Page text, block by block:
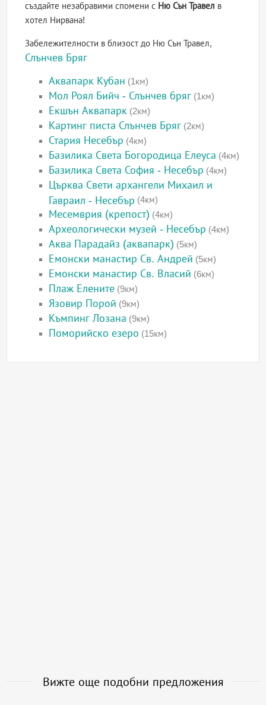
създайте незабравими спомени с Ню Сън Травел в
хотел Нирвана!
Забележителности в близост до Ню Сън Травел,
Слънчев Бряг
Аквапарк Кубан (1км)
Мол Роял Бийч - Слънчев бряг (1км)
Екшън Аквапарк (2км)
Картинг писта Слънчев Бряг (2км)
Стария Несебър (4км)
Базилика Света Богородица Елеуса (4км)
Базилика Света София - Несебър (4км)
Църква Свети архангели Михаил и
Гавраил - Несебър (4км)
Месемврия (крепост) (4км)
Археологически музей - Несебър (4км)
Аква Парадайз (аквапарк) (5км)
Емонски манастир Св. Андрей (5км)
Емонски манастир Св. Власий (6км)
Плаж Елените (9км)
Язовир Порой (9км)
Къмпинг Лозана (9км)
Поморийско езеро (15км)
Вижте още подобни предложения